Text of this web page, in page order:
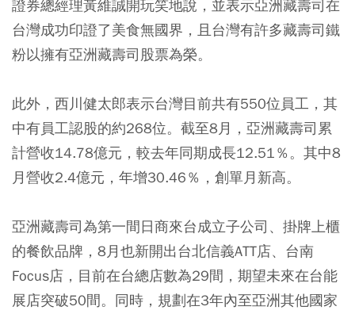
證券總經理黃維誠開玩笑地說，並表示亞洲藏壽司在
台灣成功印證了美食無國界，且台灣有許多藏壽司鐵
粉以擁有亞洲藏壽司股票為榮。
此外，西川健太郎表示台灣目前共有550位員工，其
中有員工認股的約268位。截至8月，亞洲藏壽司累
計營收14.78億元，較去年同期成長12.51％。其中8
月營收2.4億元，年增30.46％，創單月新高。
亞洲藏壽司為第一間日商來台成立子公司、掛牌上櫃
的餐飲品牌，8月也新開出台北信義ATT店、台南
Focus店，目前在台總店數為29間，期望未來在台能
展店突破50間。同時，規劃在3年內至亞洲其他國家